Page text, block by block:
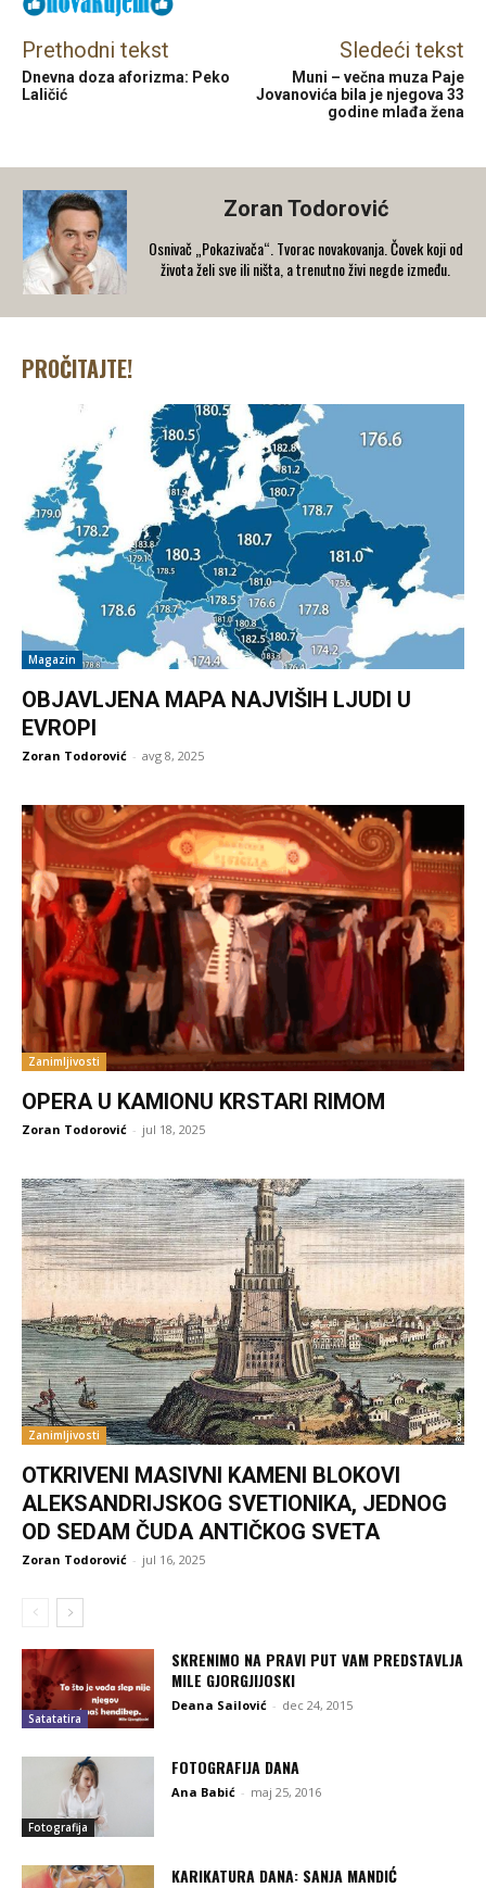
Prethodni tekst
Dnevna doza aforizma: Peko
Laličić
Sledeći tekst
Muni – večna muza Paje
Jovanovića bila je njegova 33
godine mlađa žena
Zoran Todorović
Osnivač „Pokazivača“. Tvorac novakovanja. Čovek koji od
života želi sve ili ništa, a trenutno živi negde između.
PROČITAJTE!
Magazin
OBJAVLJENA MAPA NAJVIŠIH LJUDI U
EVROPI
Zoran Todorović - avg 8, 2025
Zanimljivosti
OPERA U KAMIONU KRSTARI RIMOM
Zoran Todorović - jul 18, 2025
Zanimljivosti
OTKRIVENI MASIVNI KAMENI BLOKOVI
ALEKSANDRIJSKOG SVETIONIKA, JEDNOG
OD SEDAM ČUDA ANTIČKOG SVETA
Zoran Todorović - jul 16, 2025
Satatatira
SKRENIMO NA PRAVI PUT VAM PREDSTAVLJA
MILE GJORGJIJOSKI
Deana Sailović - dec 24, 2015
Fotografija
FOTOGRAFIJA DANA
Ana Babić - maj 25, 2016
KARIKATURA DANA: SANJA MANDIĆ